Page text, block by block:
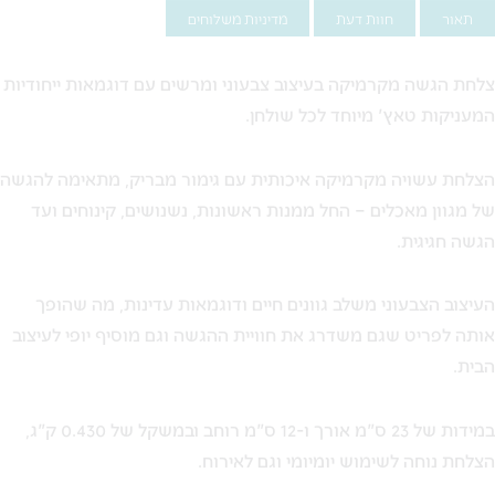
תאור חוות דעת מדיניות משלוחים
צלחת הגשה מקרמיקה בעיצוב צבעוני ומרשים עם דוגמאות ייחודיות
המעניקות טאץ' מיוחד לכל שולחן.
הצלחת עשויה מקרמיקה איכותית עם גימור מבריק, מתאימה להגשה
של מגוון מאכלים – החל ממנות ראשונות, נשנושים, קינוחים ועד
הגשה חגיגית.
העיצוב הצבעוני משלב גוונים חיים ודוגמאות עדינות, מה שהופך
אותה לפריט שגם משדרג את חוויית ההגשה וגם מוסיף יופי לעיצוב
הבית.
במידות של 23 ס"מ אורך ו-12 ס"מ רוחב ובמשקל של 0.430 ק"ג,
הצלחת נוחה לשימוש יומיומי וגם לאירוח.